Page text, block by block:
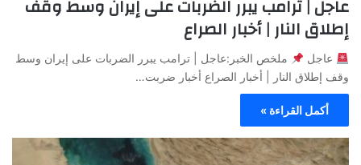
عاجل | ترامب يبرر الضربات على إيران وسط وقف
إطلاق النار | أخبار الصراع
عاجل
ملخص الخبر:عاجل | ترامب يبرر الضربات على إيران وسط
وقف إطلاق النار | أخبار الصراع أخبار ضربت…
أكمل القراءة »